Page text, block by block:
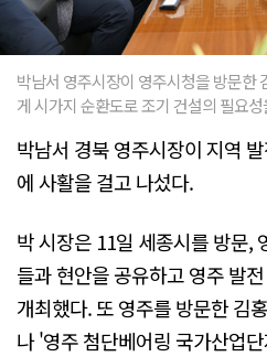
박남서 영주시장이 영주시청을 방문한
게 시가지 순환도로 조기 건설의 필요
박남서 경북 영주시장이 지역
에 사활을 걸고 나섰다.
박 시장은 11일 세종시를 방문,
들과 현안을 공유하고 영주 발
개최했다. 또 영주를 방문한 김
나 '영주 첨단베어링 국가산업